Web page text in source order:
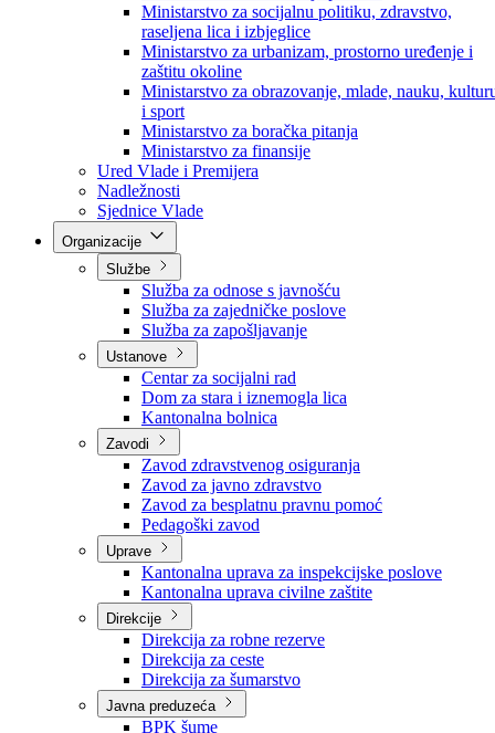
Ministarstvo za privredu
Ministarstvo za pravosuđe, upravu i radne odnose
Ministarstvo za unutrašnje poslove
Ministarstvo za socijalnu politiku, zdravstvo,
raseljena lica i izbjeglice
Ministarstvo za urbanizam, prostorno uređenje i
zaštitu okoline
Ministarstvo za obrazovanje, mlade, nauku,
i sport
Ministarstvo za boračka pitanja
Ministarstvo za finansije
Ured Vlade i Premijera
Nadležnosti
Sjednice Vlade
Službe
Služba za odnose s javnošću
Služba za zajedničke poslove
Služba za zapošljavanje
Ustanove
Centar za socijalni rad
Dom za stara i iznemogla lica
Kantonalna bolnica
Zavodi
Zavod zdravstvenog osiguranja
Zavod za javno zdravstvo
Zavod za besplatnu pravnu pomoć
Pedagoški zavod
Uprave
Kantonalna uprava za inspekcijske poslove
Kantonalna uprava civilne zaštite
Direkcije
Direkcija za robne rezerve
Direkcija za ceste